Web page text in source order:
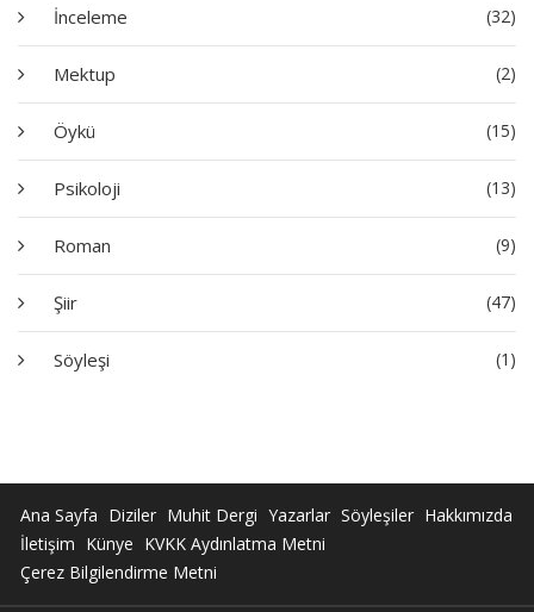
İnceleme (32)
Mektup (2)
Öykü (15)
Psikoloji (13)
Roman (9)
Şiir (47)
Söyleşi (1)
Ana Sayfa Diziler Muhit Dergi Yazarlar Söyleşiler Hakkımızda
İletişim Künye KVKK Aydınlatma Metni
Çerez Bilgilendirme Metni